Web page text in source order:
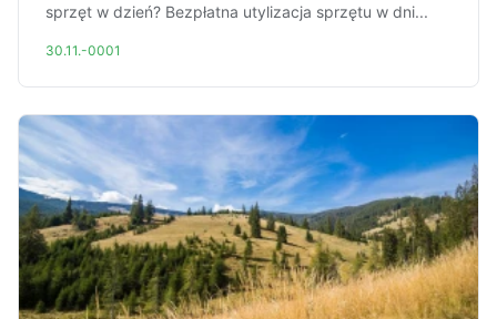
sprzęt w dzień? Bezpłatna utylizacja sprzętu w dni...
30.11.-0001